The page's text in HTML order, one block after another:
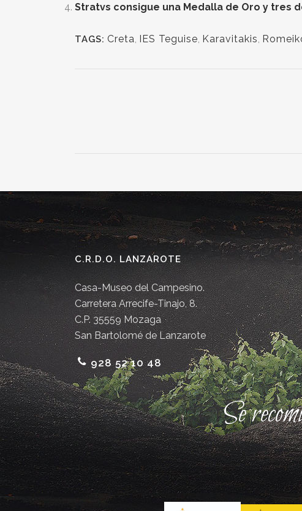
Stratvs consigue una Medalla de Oro y tres
TAGS: Creta, IES Teguise, Karavitakis,
C.R.D.O. LANZAROTE
Casa-Museo del Campesino.
Carretera Arrecife-Tinajo, 8.
C.P. 35559 Mozaga
San Bartolomé de Lanzarote
928 52 10 48
Se